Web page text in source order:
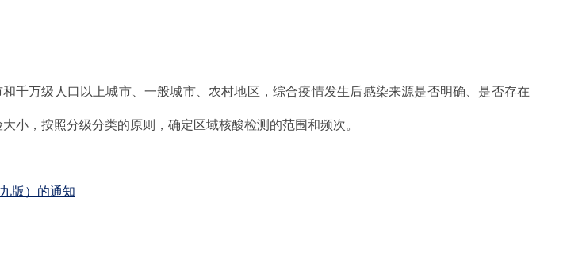
千万级人口以上城市、一般城市、农村地区，综合疫情发生后感染来源是否明确、是否存在
小，按照分级分类的原则，确定区域核酸检测的范围和频次。
版）的通知